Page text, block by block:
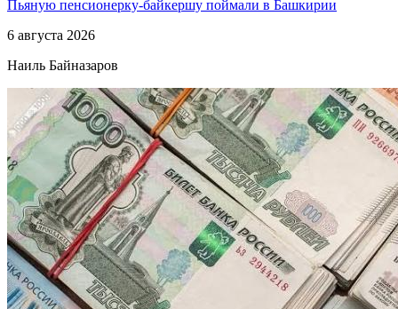
Пьяную пенсионерку-байкершу поймали в Башкирии
6 августа 2026
Наиль Байназаров